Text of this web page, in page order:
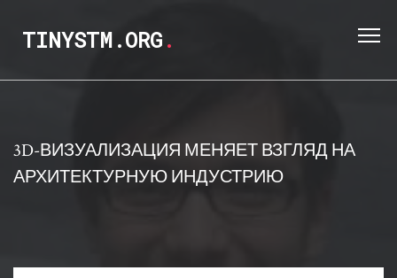
TINYSTM.ORG.
3D-ВИЗУАЛИЗАЦИЯ МЕНЯЕТ ВЗГЛЯД НА
АРХИТЕКТУРНУЮ ИНДУСТРИЮ